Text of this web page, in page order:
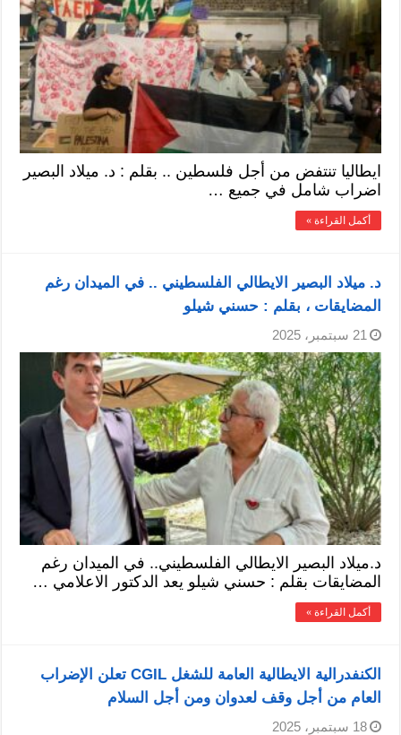
ايطاليا تنتفض من أجل فلسطين .. بقلم : د. ميلاد البصير
اضراب شامل في جميع …
أكمل القراءة »
د. ميلاد البصير الايطالي الفلسطيني .. في الميدان رغم
المضايقات ، بقلم : حسني شيلو
21 سبتمبر، 2025
د.ميلاد البصير الايطالي الفلسطيني.. في الميدان رغم
المضايقات بقلم : حسني شيلو يعد الدكتور الاعلامي …
أكمل القراءة »
الكنفدرالية الايطالية العامة للشغل CGIL تعلن الإضراب
العام من أجل وقف لعدوان ومن أجل السلام
18 سبتمبر، 2025